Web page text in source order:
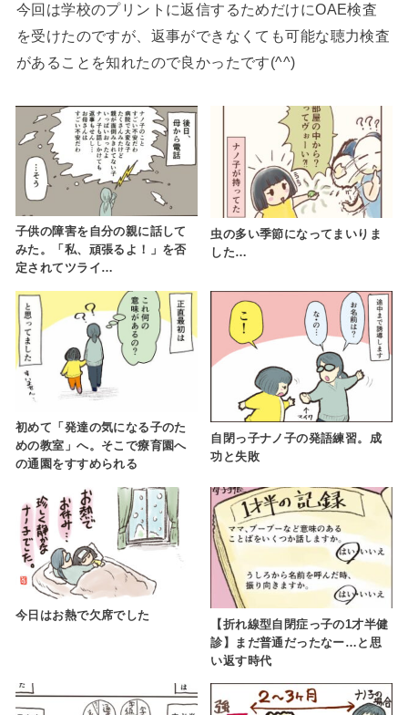
今回は学校のプリントに返信するためだけにOAE検査
を受けたのですが、返事ができなくても可能な聴力検査
があることを知れたので良かったです(^^)
子供の障害を自分の親に話して
みた。「私、頑張るよ！」を否
定されてツライ…
虫の多い季節になってまいりま
した…
初めて「発達の気になる子のた
めの教室」へ。そこで療育園へ
の通園をすすめられる
自閉っ子ナノ子の発語練習。成
功と失敗
今日はお熱で欠席でした
【折れ線型自閉症っ子の1才半健
診】まだ普通だったなー…と思
い返す時代